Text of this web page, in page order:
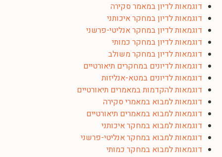
דוגמאות לדיון במאמר סקירה
דוגמאות לדיון במחקר איכותני
דוגמאות לדיון במחקר אנליטי-פרשני
דוגמאות לדיון במחקר כמותי
דוגמאות לדיון במחקר משולב
דוגמאות לדיונים במחקרים תיאורטיים
דוגמאות לדיונים במטא-אנליזות
דוגמאות להקדמות במאמרים תיאורטיים
דוגמאות למבוא במאמרי סקירה
דוגמאות למבוא במאמרים תיאורטיים
דוגמאות למבוא במחקר איכותני
דוגמאות למבוא במחקר אנליטי-פרשני
דוגמאות למבוא במחקר כמותי